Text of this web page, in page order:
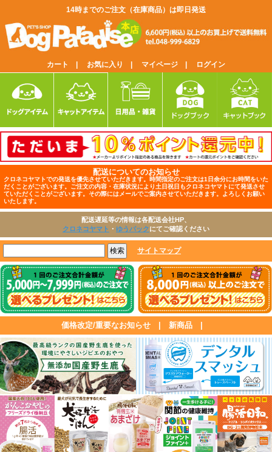
14時までのご注文（在庫商品）は即日発送
カート | お気に入り | マイページ | ログイン
配送についてのお知らせ
クロネコヤマトでの発送を優先させていただきます。時間指定のご注文は1日余分にお時間をいた
だくことがございます。ご注文の内容・在庫状況により土日祝日もクロネコヤマトにて発送させ
ていただくことがございます。その際にはメールでご案内させていただきます。よろしくお願い
いたします。
配送遅延等の情報は各配送会社HP、
クロネコヤマト ・ ゆうパックにてご確認ください
サイトマップ
価格改定/重要なお知らせ 新商品